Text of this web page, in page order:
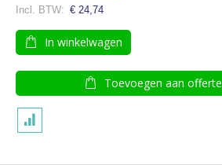
€ 24,74
In winkelwagen
Toevoegen aan offerte